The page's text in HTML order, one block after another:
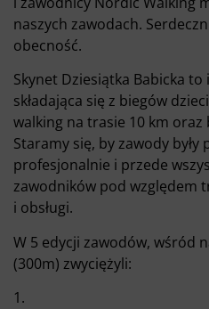
naszych zawodach.
obecność.
Skynet Dziesiątka Babicka
składająca się z biegów
walking na trasie 10 km oraz
Staramy się, by zawody były
profesjonalnie i przede
zawodników pod względem
i obsługi.
W 5 edycji zawodów, wśród
(300m) zwyciężyli:
1.